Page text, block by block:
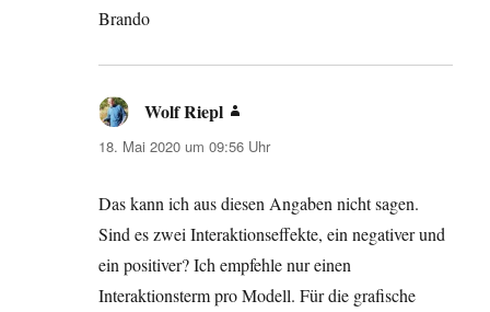
Brando
Wolf Riepl
18. Mai 2020 um 09:56 Uhr
Das kann ich aus diesen Angaben nicht sagen.
Sind es zwei Interaktionseffekte, ein negativer und
ein positiver? Ich empfehle nur einen
Interaktionsterm pro Modell. Für die grafische